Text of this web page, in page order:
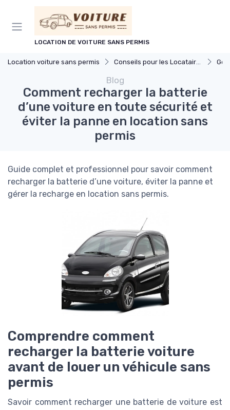
LOCATION DE VOITURE SANS PERMIS
Location voiture sans permis Conseils pour les Locataires
Blog
Comment recharger la batterie
d’une voiture en toute sécurité et
éviter la panne en location sans
permis
Guide complet et professionnel pour savoir comment
recharger la batterie d’une voiture, éviter la panne et
gérer la recharge en location sans permis.
Comprendre comment
recharger la batterie voiture
avant de louer un véhicule sans
permis
Savoir comment recharger une batterie de voiture est